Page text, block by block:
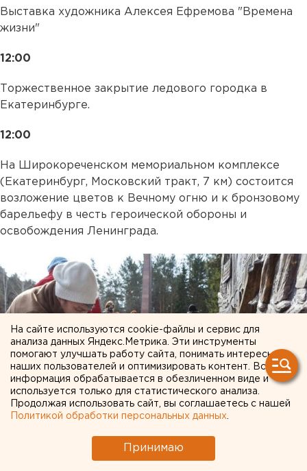
Выставка художника Алексея Ефремова "Времена
жизни"
12:00
Торжественное закрытие ледового городка в
Екатеринбурге.
12:00
На Широкореченском мемориальном комплексе
(Екатеринбург, Московский тракт, 7 км) состоится
возложение цветов к Вечному огню и к бронзовому
барельефу в честь героической обороны и
освобождения Ленинграда.
На сайте используются cookie-файлы и сервис для
анализа данных Яндекс.Метрика. Эти инструменты
помогают улучшать работу сайта, понимать интересы
наших пользователей и оптимизировать контент. Вся
информация обрабатывается в обезличенном виде и
используется только для статистического анализа.
Продолжая использовать сайт, вы соглашаетесь с нашей
Политикой обработки персональных данных
Принимаю